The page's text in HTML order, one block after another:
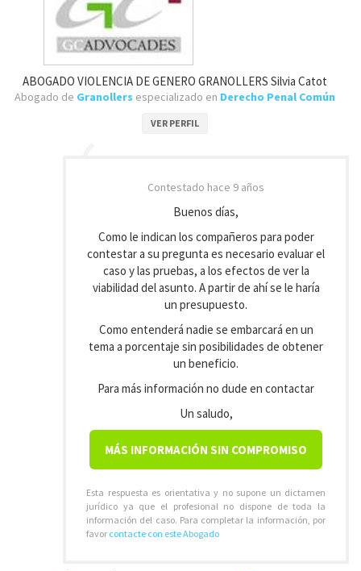
ABOGADO VIOLENCIA DE GENERO GRANOLLERS Silvia Catot
Abogado de Granollers especializado en Derecho Penal Común
VER PERFIL
Contestado hace 9 años
Buenos días,
Como le indican los compañeros para poder
contestar a su pregunta es necesario evaluar el
caso y las pruebas, a los efectos de ver la
viabilidad del asunto. A partir de ahí se le haría
un presupuesto.
Como entenderá nadie se embarcará en un
tema a porcentaje sin posibilidades de obtener
un beneficio.
Para más información no dude en contactar
Un saludo,
MÁS INFORMACIÓN SIN COMPROMISO
Esta respuesta es orientativa y no supone un dictamen
jurídico ya que el profesional no dispone de toda la
información del caso. Para completar la información, por
favor contacte con este Abogado